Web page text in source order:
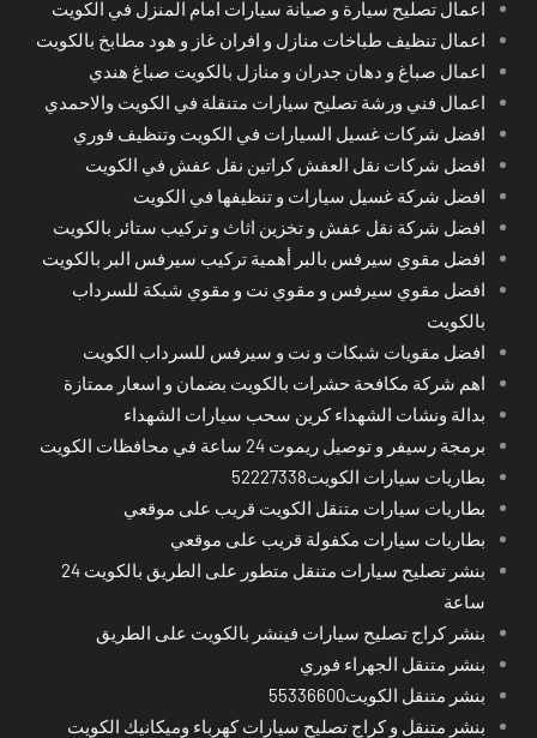
اعمال تصليح سيارة و صيانة سيارات امام المنزل في الكويت
اعمال تنظيف طباخات منازل و افران غاز و هود مطابخ بالكويت
اعمال صباغ و دهان جدران و منازل بالكويت صباغ هندي
اعمال فني ورشة تصليح سيارات متنقلة في الكويت والاحمدي
افضل شركات غسيل السيارات في الكويت وتنظيف فوري
افضل شركات نقل العفش كراتين نقل عفش في الكويت
افضل شركة غسيل سيارات و تنظيفها في الكويت
افضل شركة نقل عفش و تخزين اثاث و تركيب ستائر بالكويت
افضل مقوي سيرفس بالبر أهمية تركيب سيرفس البر بالكويت
افضل مقوي سيرفس و مقوي نت و مقوي شبكة للسرداب
بالكويت
افضل مقويات شبكات و نت و سيرفس للسرداب الكويت
اهم شركة مكافحة حشرات بالكويت بضمان و اسعار ممتازة
بدالة ونشات الشهداء كرين سحب سيارات الشهداء
برمجة رسيفر و توصيل ريموت 24 ساعة في محافظات الكويت
بطاريات سيارات الكويت52227338
بطاريات سيارات متنقل الكويت قريب على موقعي
بطاريات سيارات مكفولة قريب على موقعي
بنشر تصليح سيارات متنقل متطور على الطريق بالكويت 24
ساعة
بنشر كراج تصليح سيارات فينشر بالكويت على الطريق
بنشر متنقل الجهراء فوري
بنشر متنقل الكويت55336600
بنشر متنقل و كراج تصليح سيارات كهرباء وميكانيك الكويت